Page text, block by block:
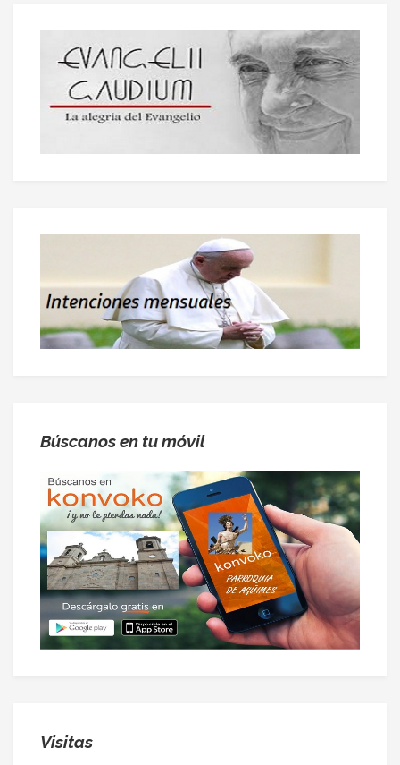
Búscanos en tu móvil
Visitas